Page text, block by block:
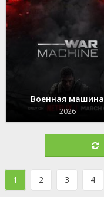
Военная машина
2026
1 2 3 4